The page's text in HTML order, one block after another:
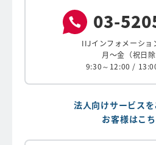
03-
IIJインフォメーショ
月〜金（祝日除
9:30～12:00 /
法人向けサービス
お客様はこ